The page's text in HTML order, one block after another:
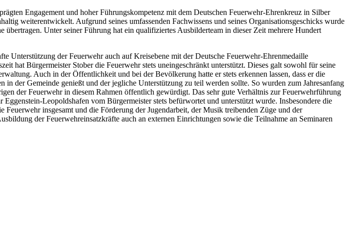
Engagement und hoher Führungskompetenz mit dem Deutschen Feuerwehr-Ehrenkreuz in Silber
weiterentwickelt. Aufgrund seines umfassenden Fachwissens und seines Organisationsgeschicks wurde
Unter seiner Führung hat ein qualifiziertes Ausbilderteam in dieser Zeit mehrere Hundert
Unterstützung der Feuerwehr auch auf Kreisebene mit der Deutsche Feuerwehr-Ehrenmedaille
hat Bürgermeister Stober die Feuerwehr stets uneingeschränkt unterstützt. Dieses galt sowohl für seine
Auch in der Öffentlichkeit und bei der Bevölkerung hatte er stets erkennen lassen, dass er die
der Gemeinde genießt und der jegliche Unterstützung zu teil werden sollte. So wurden zum Jahresanfang
der Feuerwehr in diesem Rahmen öffentlich gewürdigt. Das sehr gute Verhältnis zur Feuerwehrführung
Leopoldshafen vom Bürgermeister stets befürwortet und unterstützt wurde. Insbesondere die
insgesamt und die Förderung der Jugendarbeit, der Musik treibenden Züge und der
der Feuerwehreinsatzkräfte auch an externen Einrichtungen sowie die Teilnahme an Seminaren